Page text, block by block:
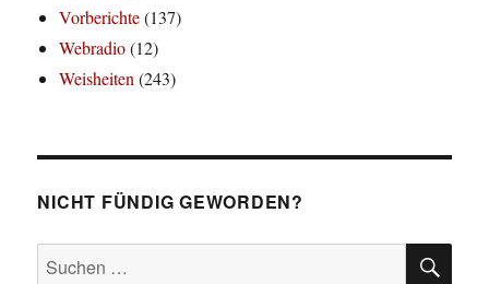
Vorberichte(137)
Webradio(12)
Weisheiten(243)
NICHT FÜNDIG GEWORDEN?
Suchen